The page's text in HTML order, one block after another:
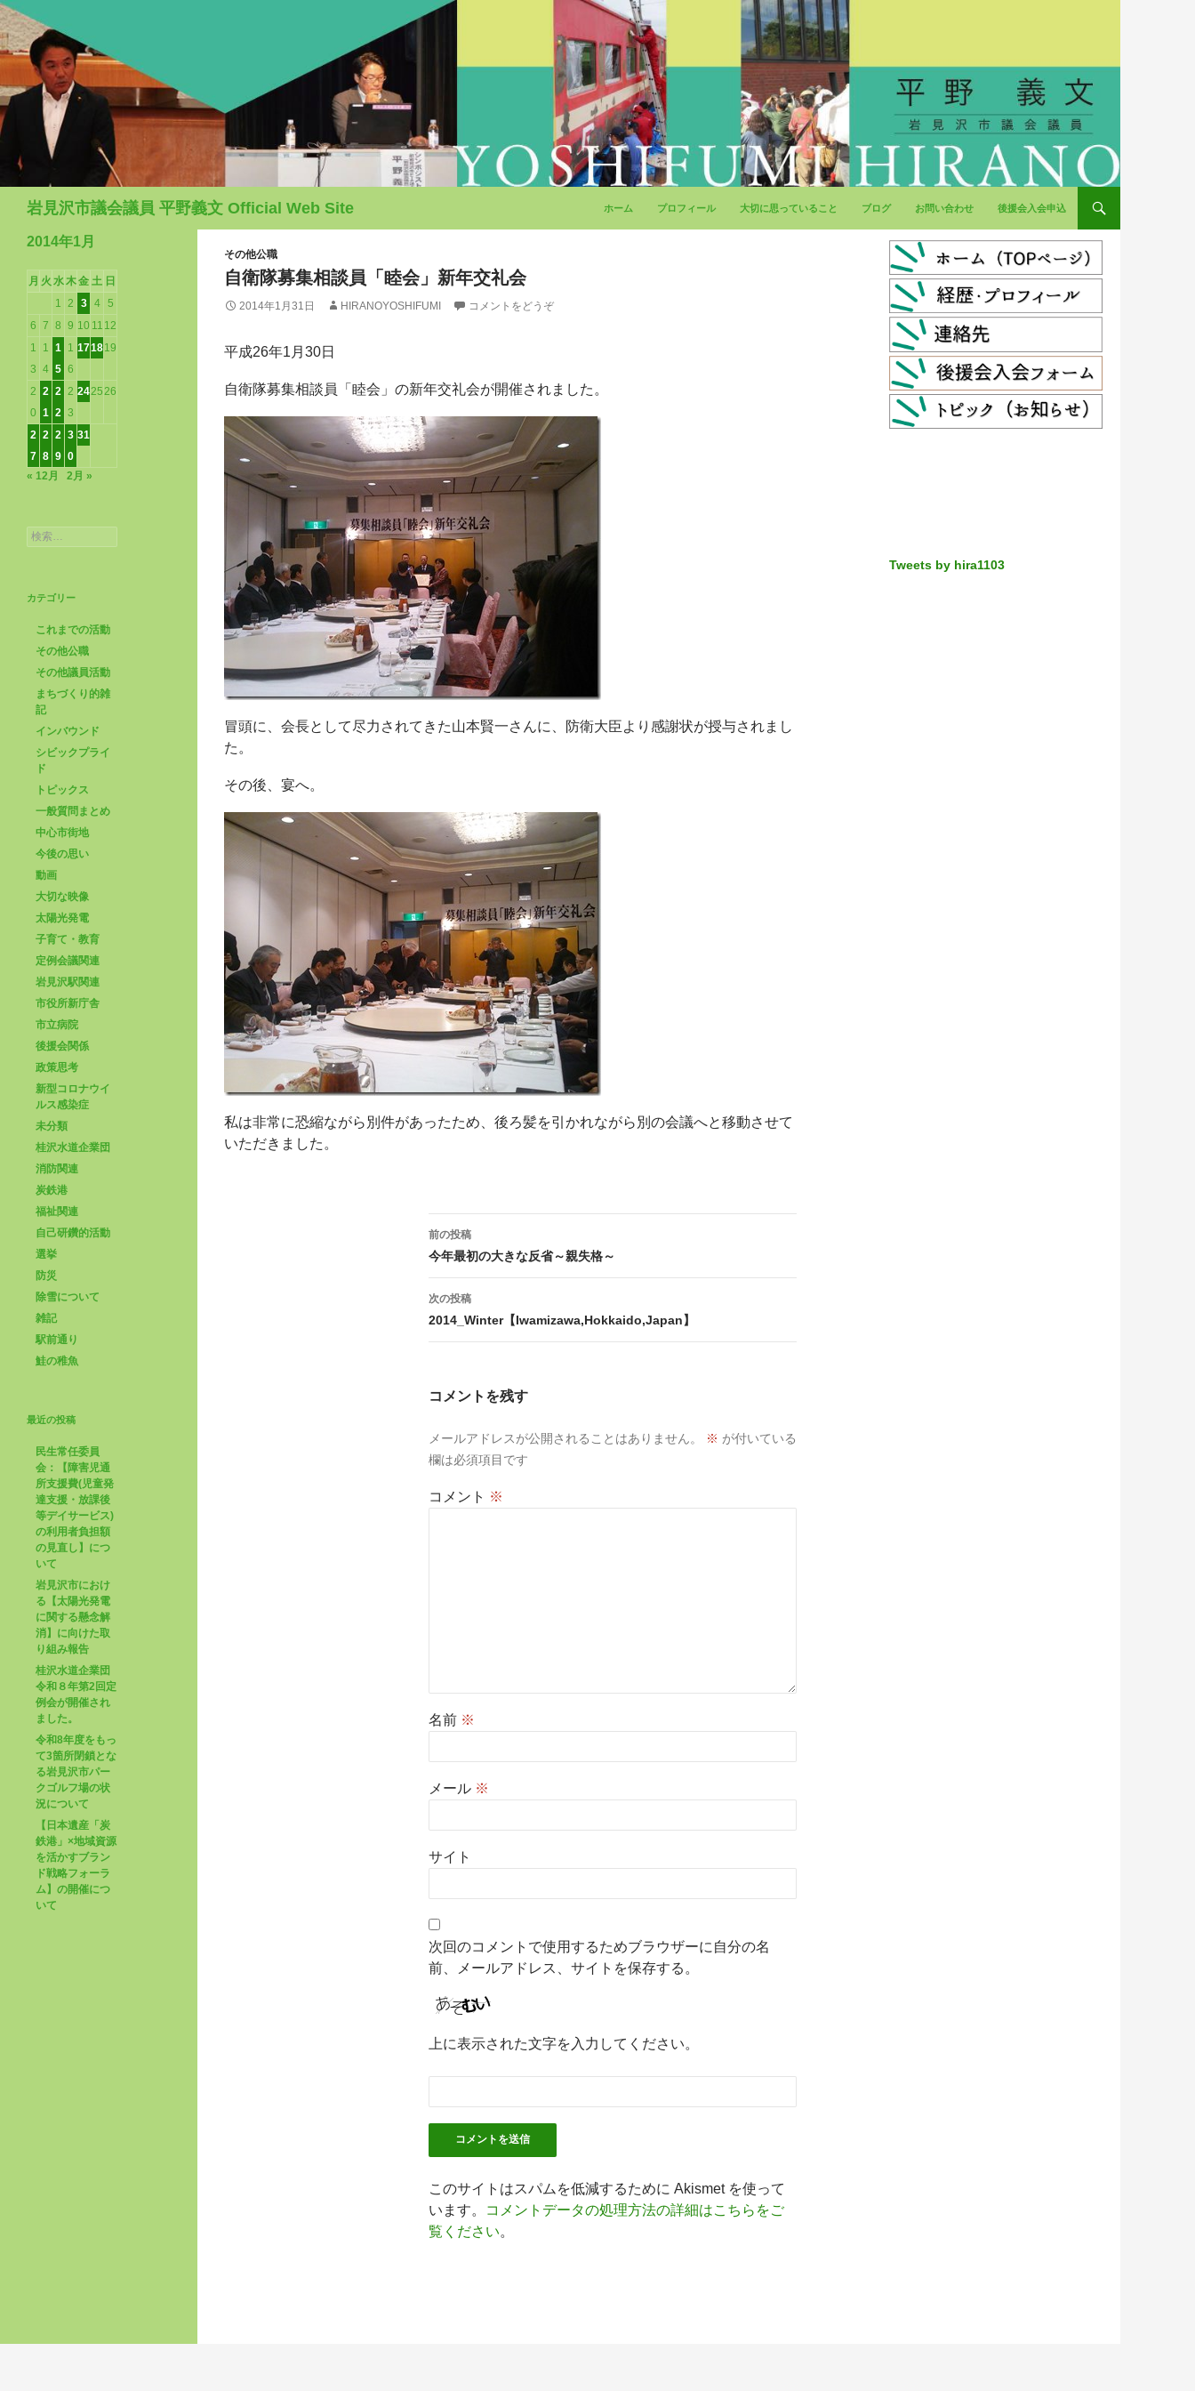
岩見沢市議会議員 平野義文 Official Web Site
ホーム
プロフィール 大切に思っていること ブログ お問い合わせ 後援会入会申込
その他公職
自衛隊募集相談員「睦会」新年交礼会
2014年1月31日 HIRANOYOSHIFUMI コメントをどうぞ
平成26年1月30日
自衛隊募集相談員「睦会」の新年交礼会が開催されました。
冒頭に、会長として尽力されてきた山本賢一さんに、防衛大臣より感謝状が授与されまし
た。
その後、宴へ。
私は非常に恐縮ながら別件があったため、後ろ髪を引かれながら別の会議へと移動させて
いただきました。
稿
ビ
ゲ
ー
ョ
前の投稿
今年最初の大きな反省～親失格～
次の投稿
2014_Winter【Iwamizawa,Hokkaido,Japan】
コメントを残す
メールアドレスが公開されることはありません。 ※ が付いている
欄は必須項目です
コメント ※
名前 ※
メール ※
サイト
次回のコメントで使用するためブラウザーに自分の名
前、メールアドレス、サイトを保存する。
上に表示された文字を入力してください。
このサイトはスパムを低減するために Akismet を使って
います。
コメントデータの処理方法の詳細はこちらをご
覧ください。
Tweets by hira1103
2014年1月
月 火 水木金 土 日
1 2 3 4
5
6 7 8 9 10 11 12
1
3
1
4
1
5
1
6
171819
2
0
2
1
2
2
2
3
242526
2
7
2
8
2
9
3
0
31
« 12月 2月 »
検
索:
カテゴリー
これまでの活動
その他公職
その他議員活動
まちづくり的雑
記
インバウンド
シビックプライ
ド
トピックス
一般質問まとめ
中心市街地
今後の思い
動画
大切な映像
太陽光発電
子育て・教育
定例会議関連
岩見沢駅関連
市役所新庁舎
市立病院
後援会関係
政策思考
新型コロナウイ
ルス感染症
未分類
桂沢水道企業団
消防関連
炭鉄港
福祉関連
自己研鑽的活動
選挙
防災
除雪について
雑記
駅前通り
鮭の稚魚
最近の投稿
民生常任委員
会：【障害児通
所支援費(児童発
達支援・放課後
等デイサービス)
の利用者負担額
の見直し】につ
いて
岩見沢市におけ
る【太陽光発電
に関する懸念解
消】に向けた取
り組み報告
桂沢水道企業団
令和８年第2回定
例会が開催され
ました。
令和8年度をもっ
て3箇所閉鎖とな
る岩見沢市パー
クゴルフ場の状
況について
【日本遺産「炭
鉄港」×地域資源
を活かすブラン
ド戦略フォーラ
ム】の開催につ
いて